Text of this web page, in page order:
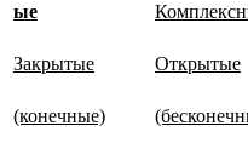
ые
Закрытые
(конечные)
Открытые